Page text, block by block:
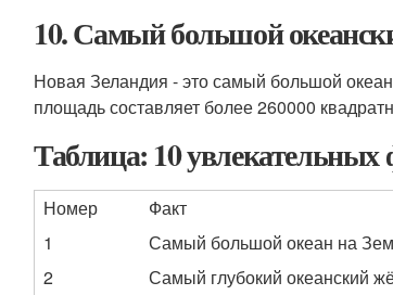
10. Самый большой
Новая Зеландия - это самый большой
площадь составляет более 260000
Таблица: 10 увлекательных
Номер
Факт
1
Самый большой океан на
2
Самый глубокий океанский